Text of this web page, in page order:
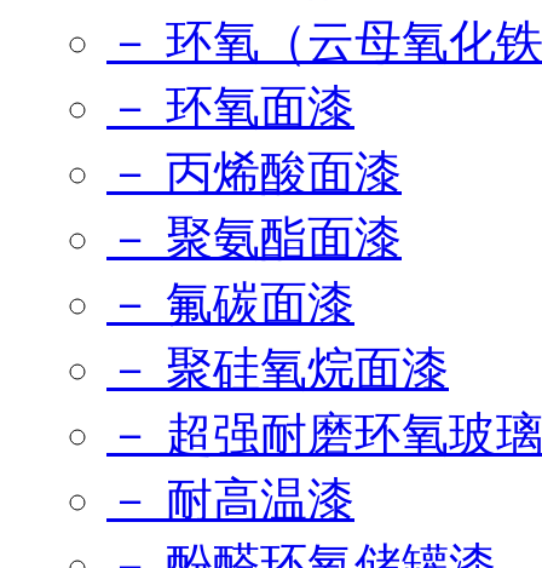
－ 环氧（云母氧化
－ 环氧面漆
－ 丙烯酸面漆
－ 聚氨酯面漆
－ 氟碳面漆
－ 聚硅氧烷面漆
－ 超强耐磨环氧玻
－ 耐高温漆